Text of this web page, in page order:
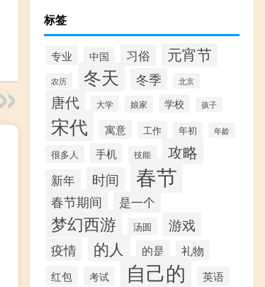
标签
专业 中国 习俗 元宵节
农历 冬天 冬季 北京
唐代 大学 娘家 学校 孩子
宋代 寓意 工作 年初 年龄
很多人 手机 技能 攻略
新年 时间 春节
春节期间 是一个
梦幻西游 汤圆 游戏
疫情 的人 的是 礼物
红包 考试 自己的 英语